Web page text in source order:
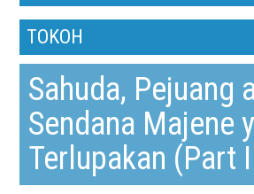
TOKOH
Sahuda, Pejuang
Sendana Majene
Terlupakan (Part